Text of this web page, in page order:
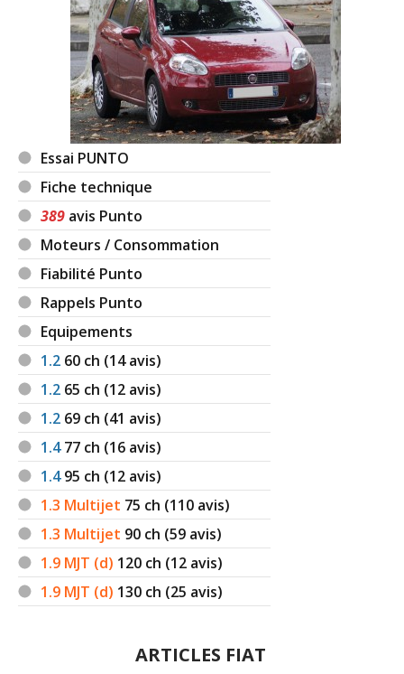
Essai PUNTO
Fiche technique
389 avis Punto
Moteurs / Consommation
Fiabilité Punto
Rappels Punto
Equipements
1.2 60 ch (14 avis)
1.2 65 ch (12 avis)
1.2 69 ch (41 avis)
1.477 ch (16 avis)
1.495 ch (12 avis)
1.3 Multijet 75 ch (110 avis)
1.3 Multijet 90 ch (59 avis)
1.9 MJT (d) 120 ch (12 avis)
1.9 MJT (d) 130 ch (25 avis)
ARTICLES FIAT